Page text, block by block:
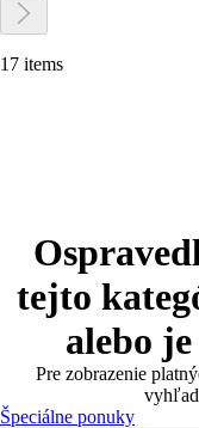
17 items
tejto
alebo
Pre zobrazenie
Špeciálne ponuky